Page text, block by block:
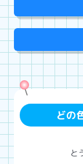
どの
と